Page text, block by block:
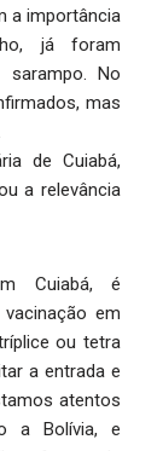
a importância
já foram
No
mas
de Cuiabá,
a relevância
Cuiabá, é
em
ou tetra
a entrada e
atentos
a Bolívia, e